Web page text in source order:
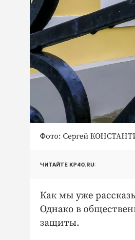
Фото: Сергей
ЧИТАЙТЕ KP40.RU:
Как мы уже
Однако в
защиты.